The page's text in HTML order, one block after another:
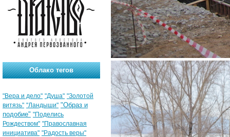
Облако тегов
"Вера и дело" "Душа" "Золотой
витязь" "Ландыши" "Образ и
подобие" "Поделись
Рождеством" "Православная
инициатива" "Радость веры"